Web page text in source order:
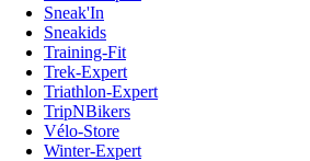
Sneak'In
Sneakids
Training-Fit
Trek-Expert
Triathlon-Expert
TripNBikers
Vélo-Store
Winter-Expert